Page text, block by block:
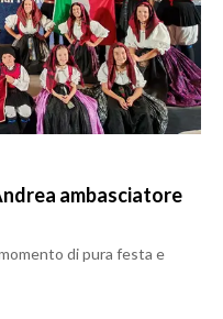
ambasciatore
di pura festa e